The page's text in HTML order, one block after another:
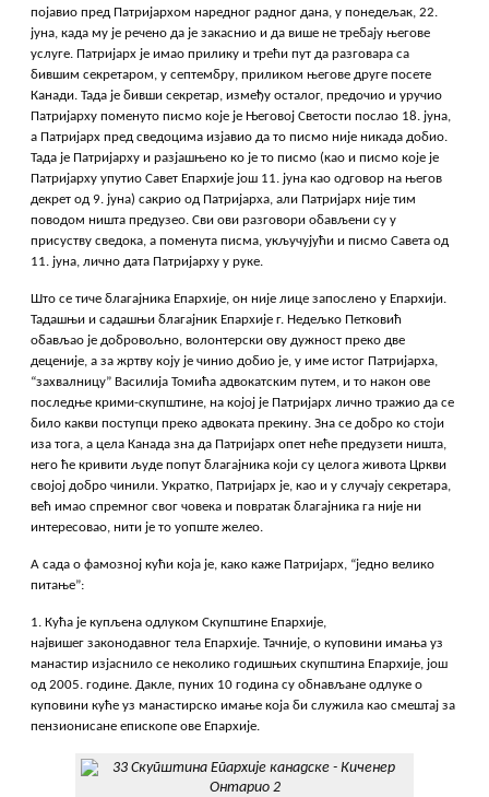
појавио пред Патријархом наредног радног дана, у понедељак, 22.
јуна, када му је речено да је закаснио и да више не требају његове
услуге. Патријарх је имао прилику и трећи пут да разговара са
бившим секретаром, у септембру, приликом његове друге посете
Канади. Тада је бивши секретар, између осталог, предочио и уручио
Патријарху поменуто писмо које је Његовој Светости послао 18. јуна,
а Патријарх пред сведоцима изјавио да то писмо није никада добио.
Тада је Патријарху и разјашњено ко је то писмо (као и писмо које је
Патријарху упутио Савет Епархије још 11. јуна као одговор на његов
декрет од 9. јуна) сакрио од Патријарха, али Патријарх није тим
поводом ништа предузео. Сви ови разговори обављени су у
присуству сведока, а поменута писма, укључујући и писмо Савета од
11. јуна, лично дата Патријарху у руке.
Што се тиче благајника Епархије, он није лице запослено у Епархији.
Тадашњи и садашњи благајник Епархије г. Недељко Петковић
обављао је добровољно, волонтерски ову дужност преко две
деценије, а за жртву коју је чинио добио је, у име истог Патријарха,
“захвалницу” Василија Томића адвокатским путем, и то након ове
последње крими-скупштине, на којој је Патријарх лично тражио да се
било какви поступци преко адвоката прекину. Зна се добро ко стоји
иза тога, а цела Канада зна да Патријарх опет неће предузети ништа,
него ће кривити људе попут благајника који су целога живота Цркви
својој добро чинили. Укратко, Патријарх је, као и у случају секретара,
већ имао спремног свог човека и повратак благајника га није ни
интересовао, нити је то уопште желео.
А сада о фамозној кући која је, како каже Патријарх, “једно велико
питање”:
1. Кућа је купљена одлуком Скупштине Епархије,
највишег законодавног тела Епархије. Тачније, о куповини имања уз
манастир изјаснило се неколико годишњих скупштина Епархије, још
од 2005. године. Дакле, пуних 10 година су обнављане одлуке о
куповини куће уз манастирско имање која би служила као смештај за
пензионисане епископе ове Епархије.